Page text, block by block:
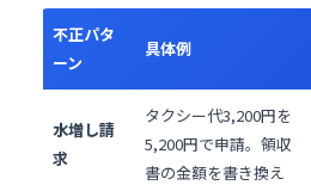
不正パタ
ーン
具体例
水増し請
求
タクシー代3,200円を
5,200円で申請。領収
書の金額を書き換え